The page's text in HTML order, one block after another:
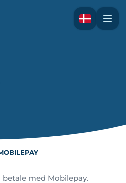
betale med Mobilepay.